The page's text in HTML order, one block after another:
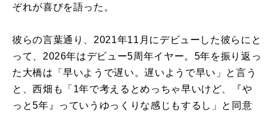
ぞれが喜びを語った。
彼らの言葉通り、2021年11月にデビューした彼らにと
って、2026年はデビュー5周年イヤー。5年を振り返っ
た大橋は「早いようで遅い。遅いようで早い」と言う
と、西畑も「1年で考えるとめっちゃ早いけど、『や
っと5年』っていうゆっくりな感じもするし」と同意